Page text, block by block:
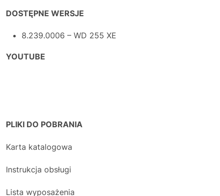
DOSTĘPNE WERSJE
8.239.0006 – WD 255 XE
YOUTUBE
PLIKI DO POBRANIA
Karta katalogowa
Instrukcja obsługi
Lista wyposażenia